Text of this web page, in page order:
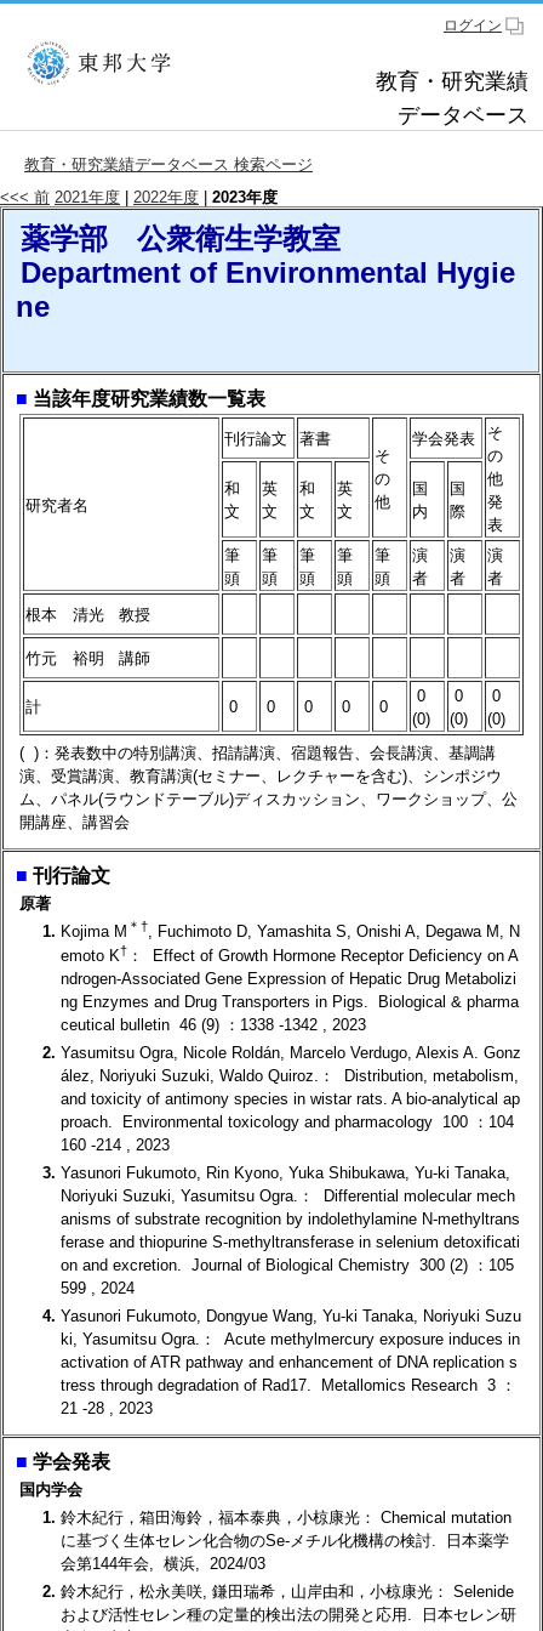
ログイン
教育・研究業績
データベース
教育・研究業績データベース 検索ページ
<<< 前 2021年度 2022年度 2023年度
薬学部 公衆衛生学教室
Department of Environmental Hygie
ne
■ 当該年度研究業績数一覧表
研究者名
刊行論文
著書
そ
の
他
学会発表
そ
の
他
発
表
和
文
英
文
和
文
英
文
国
内
国
際
筆
頭
筆
頭
筆
頭
筆
頭
筆
頭
演
者
演
者
演
者
根本 清光
教授
竹元 裕明 講師
計 0 0 0 0 0
0
(0)
0
(0)
0
(0)
( )：発表数中の特別講演、招請講演、宿題報告、会長講演、基調講
演、受賞講演、教育講演(セミナー、レクチャーを含む)、シンポジウ
ム、パネル(ラウンドテーブル)ディスカッション、ワークショップ、公
開講座、講習会
■ 刊行論文
原著
1. Kojima M ＊ †, Fuchimoto D, Yamashita S, Onishi A, Degawa M, N
emoto K† ： Effect of Growth Hormone Receptor Deficiency on A
ndrogen-Associated Gene Expression of Hepatic Drug Metabolizi
ng Enzymes and Drug Transporters in Pigs. Biological & pharma
ceutical bulletin 46 (9) ：1338 -1342 , 2023
2. Yasumitsu Ogra, Nicole Roldán, Marcelo Verdugo, Alexis A. Gonz
ález, Noriyuki Suzuki, Waldo Quiroz.： Distribution, metabolism,
and toxicity of antimony species in wistar rats. A bio-analytical ap
proach. Environmental toxicology and pharmacology 100 ：104
160 -214 , 2023
3. Yasunori Fukumoto, Rin Kyono, Yuka Shibukawa, Yu-ki Tanaka,
Noriyuki Suzuki, Yasumitsu Ogra.： Differential molecular mech
anisms of substrate recognition by indolethylamine N-methyltrans
ferase and thiopurine S-methyltransferase in selenium detoxificati
on and excretion. Journal of Biological Chemistry 300 (2) ：105
599 , 2024
4. Yasunori Fukumoto, Dongyue Wang, Yu-ki Tanaka, Noriyuki Suzu
ki, Yasumitsu Ogra.： Acute methylmercury exposure induces in
activation of ATR pathway and enhancement of DNA replication s
tress through degradation of Rad17. Metallomics Research 3 ：
21 -28 , 2023
■ 学会発表
国内学会
1. 鈴木紀行，箱田海鈴，福本泰典，小椋康光： Chemical mutation
に基づく生体セレン化合物のSe-メチル化機構の検討. 日本薬学
会第144年会, 横浜, 2024/03
2. 鈴木紀行，松永美咲, 鎌田瑞希，山岸由和，小椋康光： Selenide
および活性セレン種の定量的検出法の開発と応用. 日本セレン研